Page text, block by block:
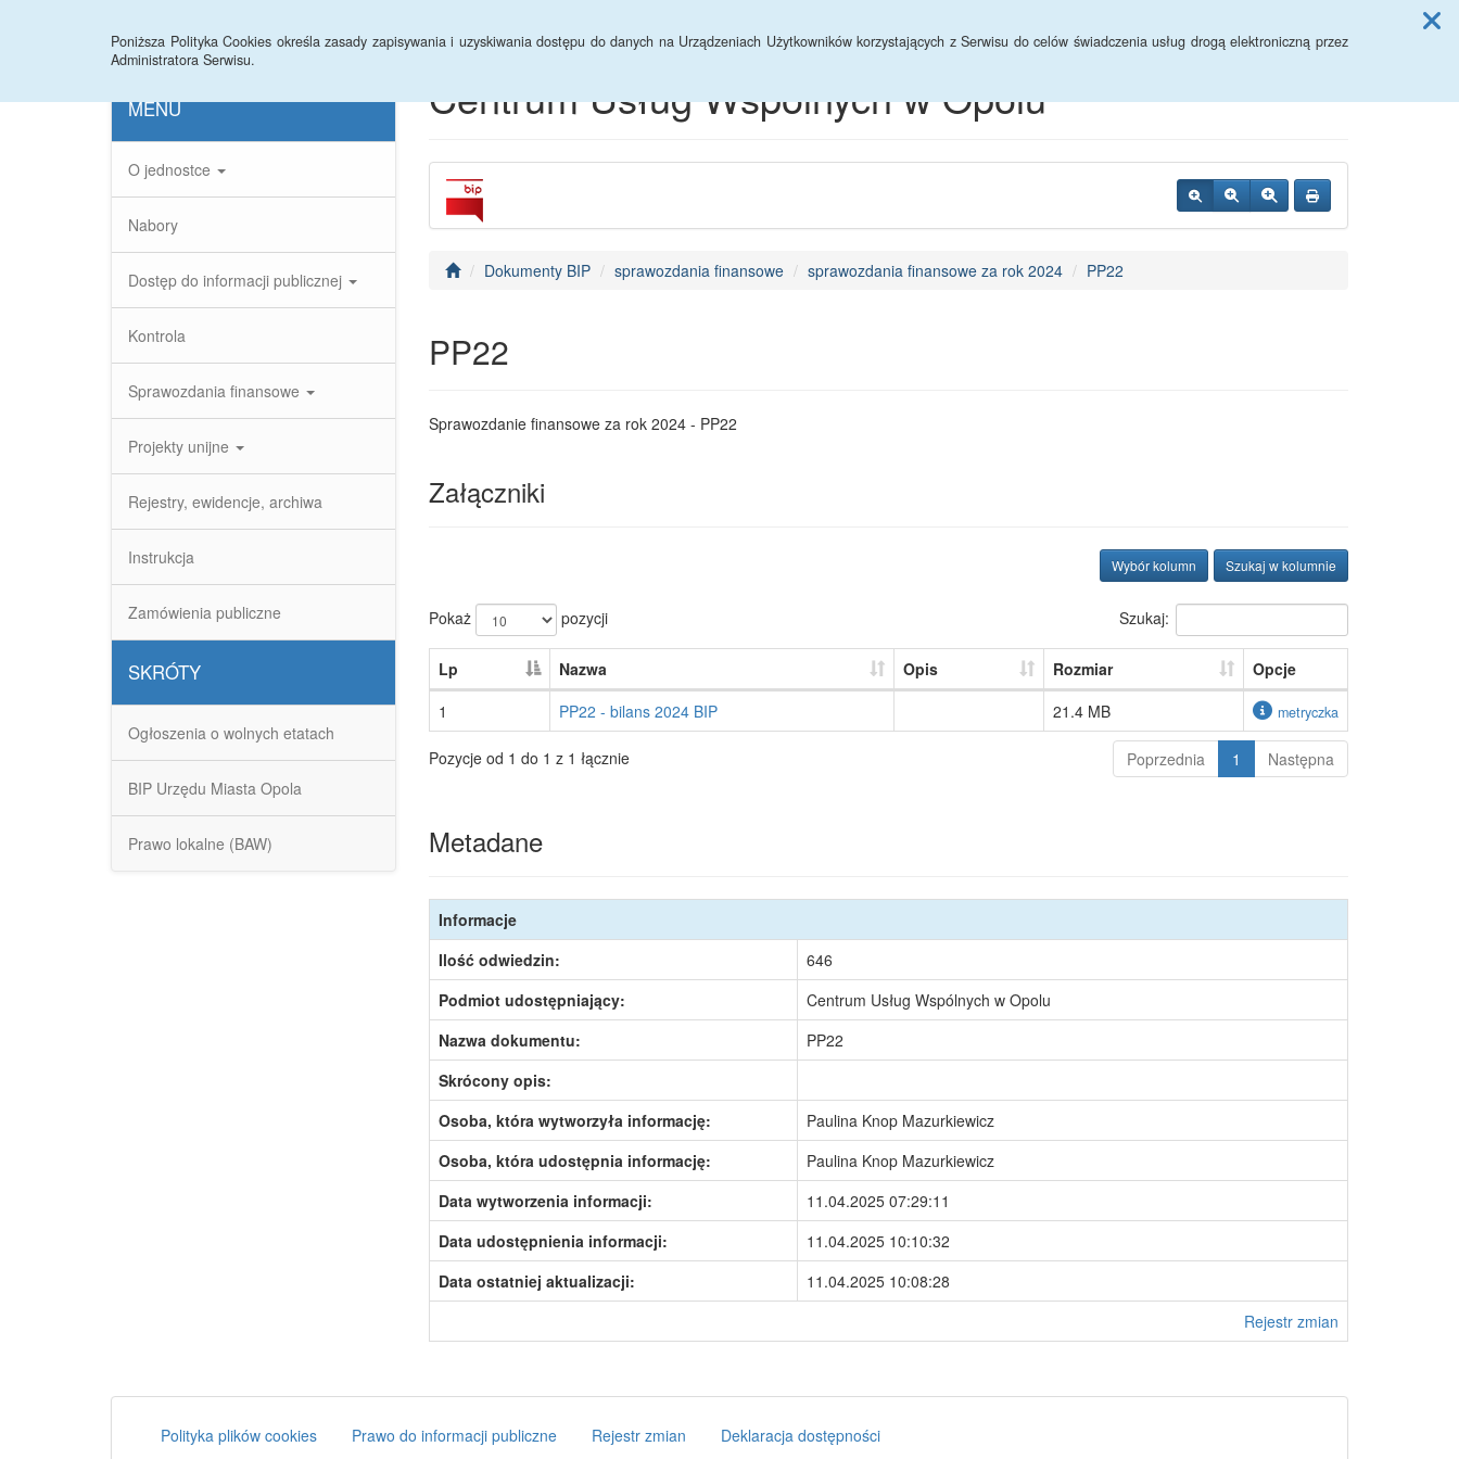
Poniższa Polityka Cookies określa zasady zapisywania i uzyskiwania dostępu do danych na Urządzeniach Użytkowników korzystających z Serwisu do celów świadczenia usług drogą elektroniczną przez
Administratora Serwisu.
MENU
O jednostce
Nabory
Dostęp do informacji publicznej
Kontrola
Sprawozdania finansowe
Projekty unijne
Rejestry, ewidencje, archiwa
Instrukcja
Zamówienia publiczne
SKRÓTY
Ogłoszenia o wolnych etatach
BIP Urzędu Miasta Opola
Prawo lokalne (BAW)
Centrum Usług Wspólnych w Opolu
Dokumenty BIP sprawozdania finansowe sprawozdania finansowe za rok 2024 PP22
PP22
Sprawozdanie finansowe za rok 2024 - PP22
Załączniki
Szukaj w kolumnie
Wybór kolumn
Pokaż pozycji Szukaj:
Lp Nazwa Opis Rozmiar
Opcje
1
PP22 - bilans 2024 BIP 21.4 MB metryczka
Pozycje od 1 do 1 z 1 łącznie Poprzednia 1 Następna
Metadane
Informacje
Ilość odwiedzin:
646
Podmiot udostępniający:
Centrum Usług Wspólnych w Opolu
Nazwa dokumentu:
PP22
Skrócony opis:
Osoba, która wytworzyła informację:
Paulina Knop Mazurkiewicz
Osoba, która udostępnia informację:
Paulina Knop Mazurkiewicz
Data wytworzenia informacji:
11.04.2025 07:29:11
Data udostępnienia informacji:
11.04.2025 10:10:32
Data ostatniej aktualizacji:
11.04.2025 10:08:28
Rejestr zmian
Polityka plików cookies Prawo do informacji publiczne Rejestr zmian Deklaracja dostępności